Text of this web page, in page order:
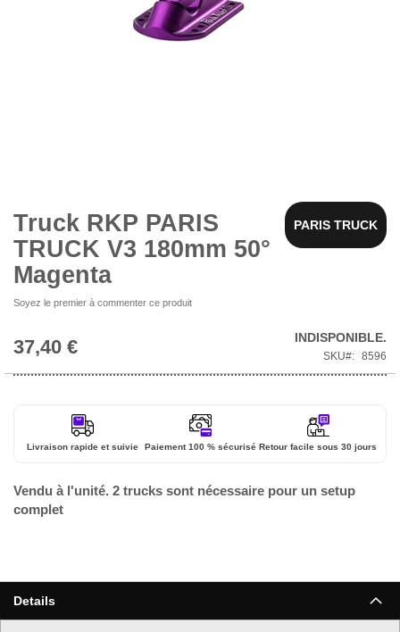
beginning
of
images
gallery
Truck RKP PARIS
TRUCK V3 180mm 50°
Magenta
PARIS TRUCK
Soyez le premier à commenter ce produit
37,40 € INDISPONIBLE.
SKU 8596
Livraison rapide et suivie Paiement 100 % sécurisé Retour facile sous 30 jours
Vendu à l'unité. 2 trucks sont nécessaire pour un setup
complet
Details